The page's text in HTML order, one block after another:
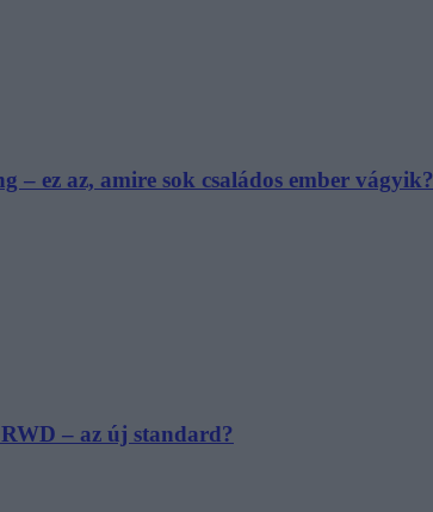
– ez az, amire sok családos ember vágyik?
– az új standard?